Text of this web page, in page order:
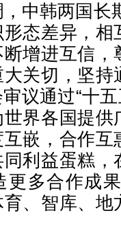
中韩两国长
态差异，
增进互信
关切，坚
议通过“十
界各国提
嵌，合作
利益蛋糕
更多合作成
、智库、